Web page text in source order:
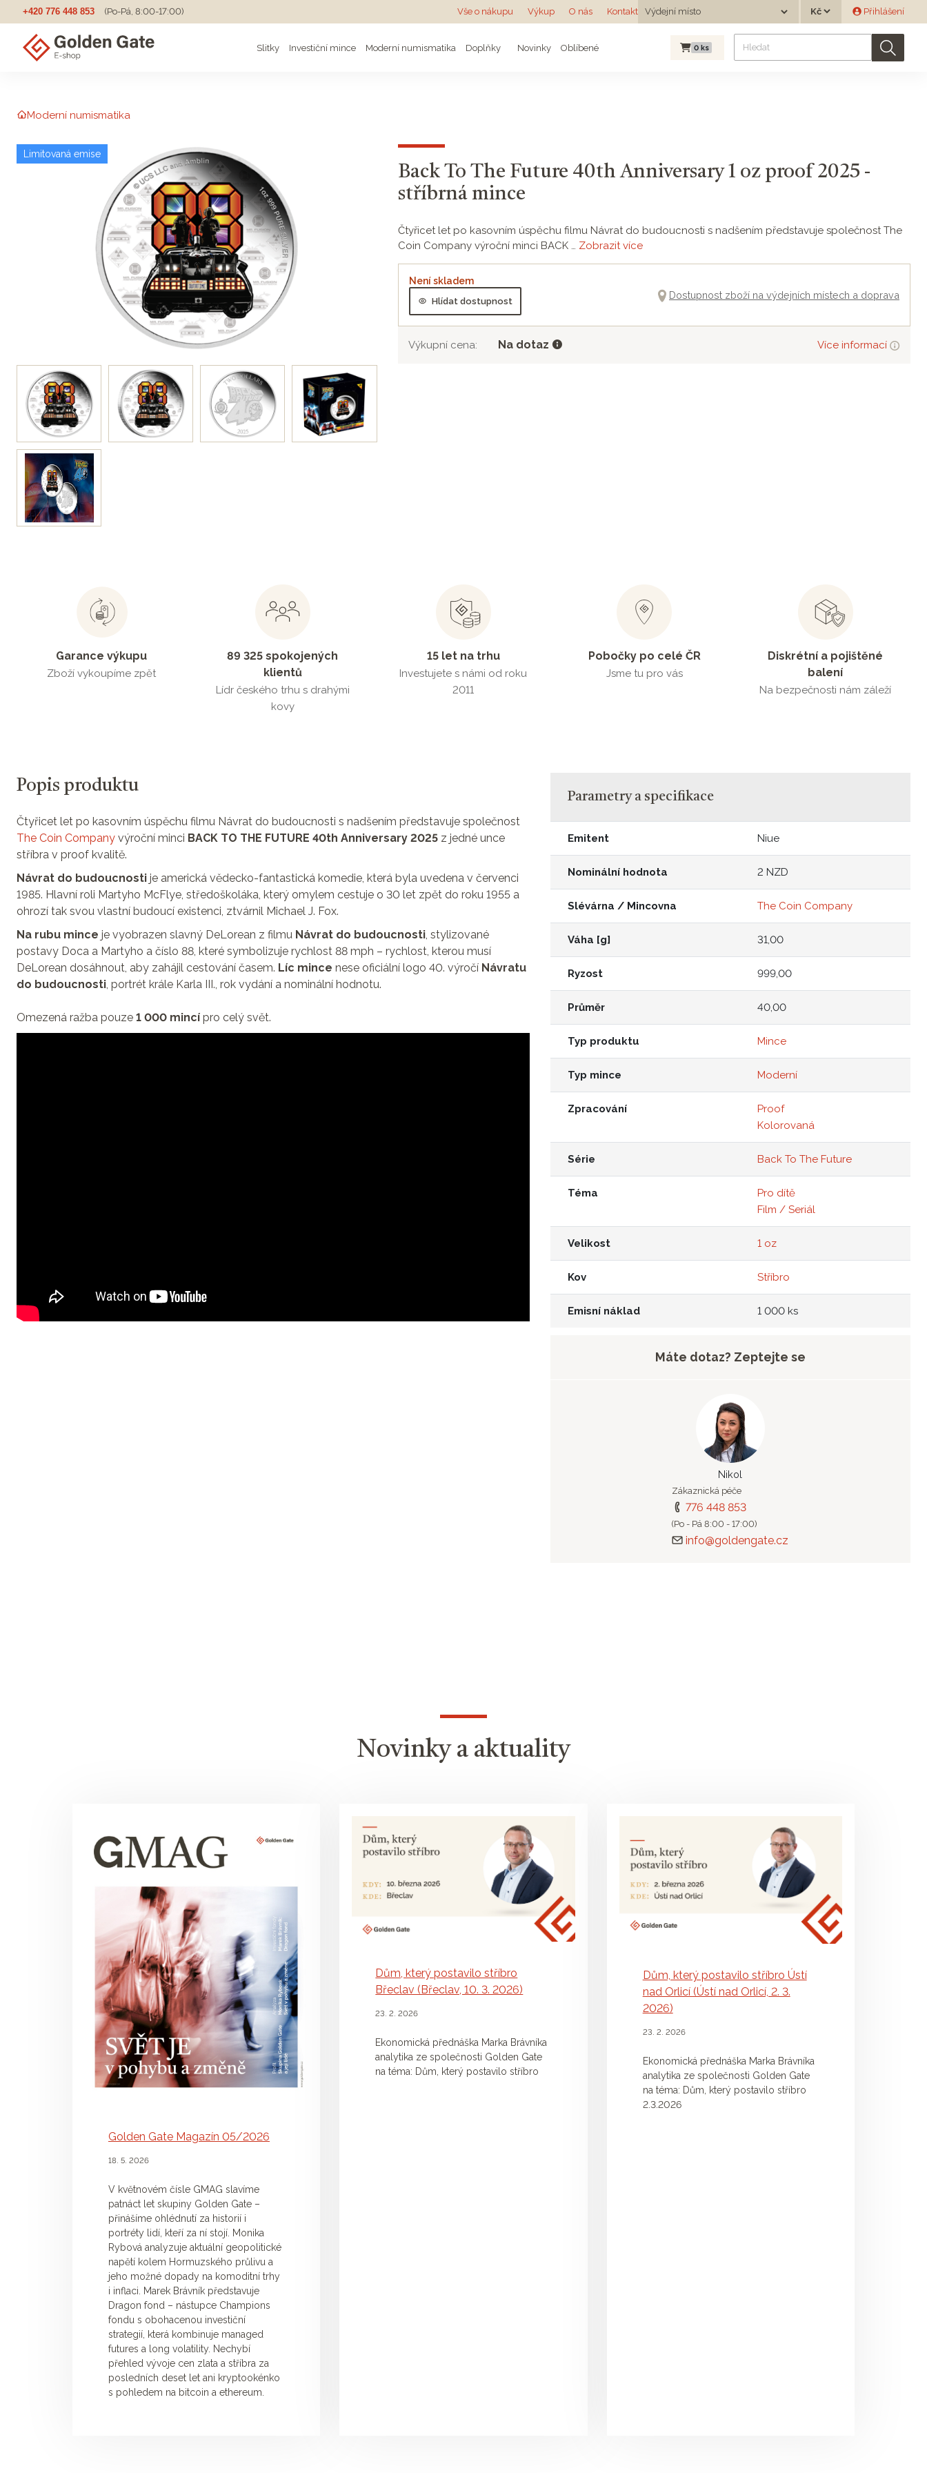
+420 776 448 853 (Po-Pá, 8:00-17:00) Vše o nákupu Výkup O nás Kontakt Výdejní místo
Výdejní místo
Měna Přihlášení
Slitky Investiční mince Moderní numismatika Doplňky Novinky Oblíbené 0 ks
Moderní numismatika
Limitovaná emise
Back To The Future 40th Anniversary 1 oz proof 2025 -
stříbrná mince
Čtyřicet let po kasovním úspěchu filmu Návrat do budoucnosti s nadšením představuje společnost The
Coin Company výroční minci BACK … Zobrazit více
Není skladem
Hlídat dostupnost
Dostupnost zboží na výdejních místech a doprava
Výkupní cena: Na dotaz Více informací
Garance výkupu
Zboží vykoupíme zpět
89 325 spokojených
klientů
Lídr českého trhu s drahými
kovy
15 let na trhu
Investujete s námi od roku
2011
Pobočky po celé ČR
Jsme tu pro vás
Diskrétní a pojištěné
balení
Na bezpečnosti nám záleží
Popis produktu
Čtyřicet let po kasovním úspěchu filmu Návrat do budoucnosti s nadšením představuje společnost
The Coin Company výroční minci BACK TO THE FUTURE 40th Anniversary 2025 z jedné unce
stříbra v proof kvalitě.
Návrat do budoucnosti je americká vědecko-fantastická komedie, která byla uvedena v červenci
1985. Hlavní roli Martyho McFlye, středoškoláka, který omylem cestuje o 30 let zpět do roku 1955 a
ohrozí tak svou vlastní budoucí existenci, ztvárnil Michael J. Fox.
Na rubu mince je vyobrazen slavný DeLorean z filmu Návrat do budoucnosti, stylizované
postavy Doca a Martyho a číslo 88, které symbolizuje rychlost 88 mph – rychlost, kterou musí
DeLorean dosáhnout, aby zahájil cestování časem. Líc mince nese oficiální logo 40. výročí Návratu
do budoucnosti, portrét krále Karla III., rok vydání a nominální hodnotu.
Omezená ražba pouze 1 000 mincí pro celý svět.
Parametry a specifikace
Emitent Niue
Nominální hodnota 2 NZD
Slévárna / Mincovna The Coin Company
Váha [g] 31,00
Ryzost 999,00
Průměr 40,00
Typ produktu Mince
Typ mince Moderní
Zpracování
Proof
Kolorovaná
Série Back To The Future
Téma
Pro dítě
Film / Seriál
Velikost 1 oz
Kov Stříbro
Emisní náklad 1 000 ks
Máte dotaz? Zeptejte se
Nikol
Zákaznická péče
776 448 853
(Po - Pá 8:00 - 17:00)
info@goldengate.cz
Novinky a aktuality
Golden Gate Magazín 05/2026
18. 5. 2026
V květnovém čísle GMAG slavíme
patnáct let skupiny Golden Gate –
přinášíme ohlédnutí za historií i
portréty lidí, kteří za ní stojí. Monika
Rybová analyzuje aktuální geopolitické
napětí kolem Hormuzského průlivu a
jeho možné dopady na komoditní trhy
i inflaci. Marek Brávník představuje
Dragon fond – nástupce Champions
fondu s obohacenou investiční
strategií, která kombinuje managed
futures a long volatility. Nechybí
přehled vývoje cen zlata a stříbra za
posledních deset let ani kryptookénko
s pohledem na bitcoin a ethereum.
Dům, který postavilo stříbro
Břeclav (Břeclav, 10. 3. 2026)
23. 2. 2026
Ekonomická přednáška Marka Brávníka
analytika ze společnosti Golden Gate
na téma: Dům, který postavilo stříbro
Dům, který postavilo stříbro Ústí
nad Orlicí (Ústí nad Orlicí, 2. 3.
2026)
23. 2. 2026
Ekonomická přednáška Marka Brávníka
analytika ze společnosti Golden Gate
na téma: Dům, který postavilo stříbro
2.3.2026